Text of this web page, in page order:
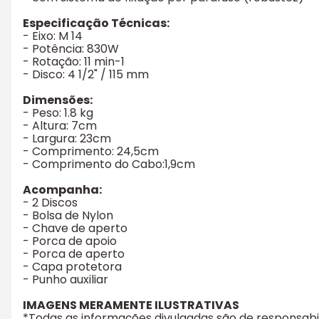
Especificação Técnicas:
- Eixo: M 14
- Potência: 830W
- Rotação: 11 min-1
- Disco: 4 1/2" / 115 mm
Dimensões:
- Peso: 1.8 kg
- Altura: 7cm
- Largura: 23cm
- Comprimento: 24,5cm
- Comprimento do Cabo:1,9cm
Acompanha:
- 2 Discos
- Bolsa de Nylon
- Chave de aperto
- Porca de apoio
- Porca de aperto
- Capa protetora
- Punho auxiliar
IMAGENS MERAMENTE ILUSTRATIVAS